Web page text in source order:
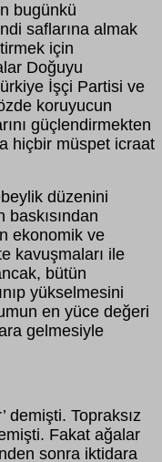
bugünkü
saflarına almak
için
Doğuyu
İşçi Partisi ve
koruyucun
güçlendirmekten
hiçbir müspet icraat
düzenini
ekonomik ve
kavuşmaları ile
bütün
yükselmesini
en yüce değeri
gelmesiyle
demişti. Topraksız
Fakat ağalar
sonra iktidara